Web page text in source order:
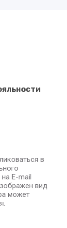
в
E-mail
вид
может